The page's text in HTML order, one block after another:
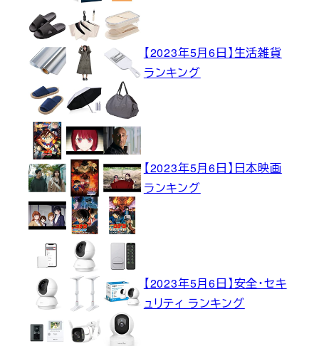
【2023年5月6日】生活雑貨
ランキング
【2023年5月6日】日本映画
ランキング
【2023年5月6日】安全・セキ
ュリティ ランキング